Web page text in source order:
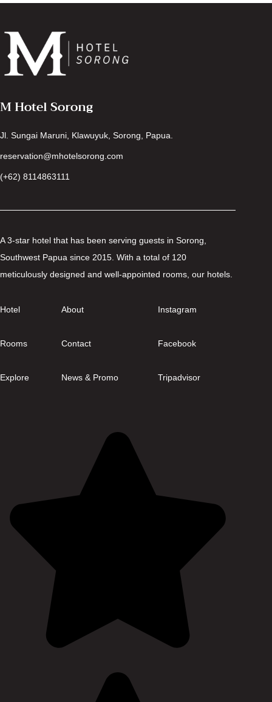
M Hotel Sorong
Jl. Sungai Maruni, Klawuyuk, Sorong, Papua.
reservation@mhotelsorong.com
(+62) 8114863111
A 3-star hotel that has been serving guests in Sorong,
Southwest Papua since 2015. With a total of 120
meticulously designed and well-appointed rooms, our hotels.
Hotel
Rooms
Explore
About
Contact
News & Promo
Instagram
Facebook
Tripadvisor